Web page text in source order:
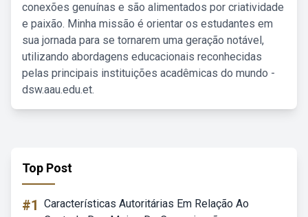
conexões genuínas e são alimentados por criatividade
e paixão. Minha missão é orientar os estudantes em
sua jornada para se tornarem uma geração notável,
utilizando abordagens educacionais reconhecidas
pelas principais instituições acadêmicas do mundo -
dsw.aau.edu.et.
Top Post
#1 Características Autoritárias Em Relação Ao